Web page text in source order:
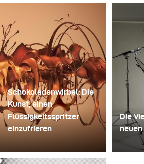
Schokoladenwirbel: Die
Kunst, einen
Flüssigkeitsspritzer
einzufrieren
verwendete David Lund
Die